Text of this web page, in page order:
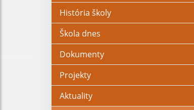
História školy
Škola dnes
Dokumenty
Projekty
Aktuality